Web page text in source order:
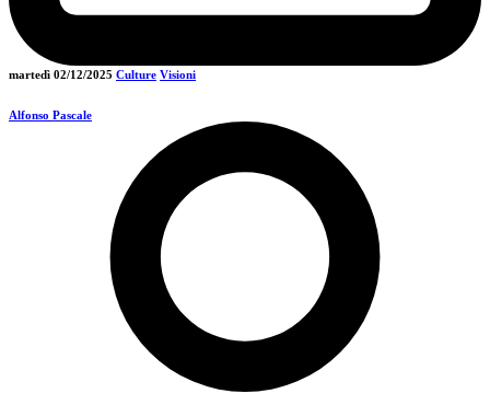
martedì 02/12/2025 Culture Visioni
Alfonso Pascale